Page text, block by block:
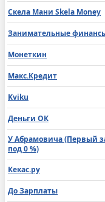
Скела Мани Skela Money
Занимательные
Монеткин
Макс.Кредит
Kviku
Деньги ОК
У Абрамовича (Первый
под 0 %)
Кекас.ру
До Зарплаты